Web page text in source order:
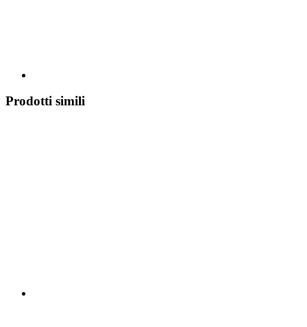
Prodotti simili